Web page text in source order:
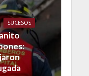
SUCESOS